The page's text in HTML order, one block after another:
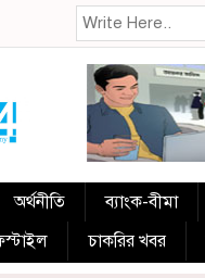
অর্থনীতি ব্যাংক-বীমা
চাকরির খবর